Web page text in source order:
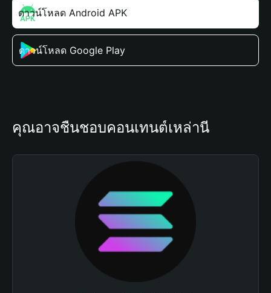
ดาวน์โหลด Android APK
ดาวน์โหลด Google Play
คุณอาจชื่นชอบคอนเทนต์เหล่านี้